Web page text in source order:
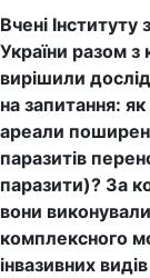
Вчені Інституту
України разом з
вирішили
на запитання:
ареали
паразитів
паразити)? За
вони
комплексного
інвазивних